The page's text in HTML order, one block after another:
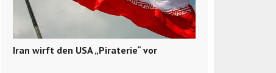
Iran wirft den USA „Piraterie“ vor